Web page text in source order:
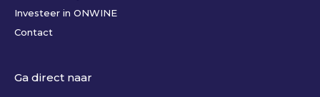
Investeer in ONWINE
Contact
Ga direct naar